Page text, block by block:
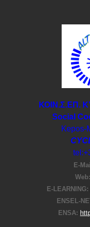
ΚΟΙΝ.Σ.ΕΠ.
Social
Kepos-
E-
Web:
E-LEARNING:
ENSEL-
ENSA: